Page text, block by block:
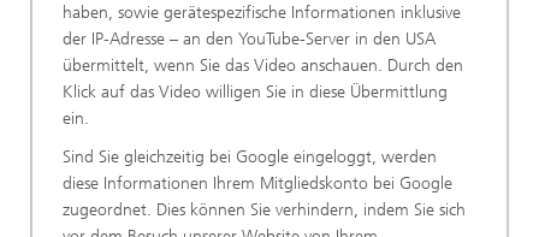
haben, sowie gerätespezifische Informationen inklusive
der IP-Adresse – an den YouTube-Server in den USA
übermittelt, wenn Sie das Video anschauen. Durch den
Klick auf das Video willigen Sie in diese Übermittlung
ein.
Sind Sie gleichzeitig bei Google eingeloggt, werden
diese Informationen Ihrem Mitgliedskonto bei Google
zugeordnet. Dies können Sie verhindern, indem Sie sich